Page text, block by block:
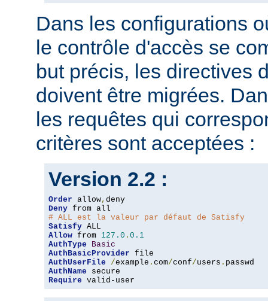
Dans les configurations
le contrôle d'accès se
but précis, les directives
doivent être migrées.
les requêtes qui
critères sont acceptées :
Version 2.2 :
Order allow,
Deny
# ALL est la valeur par défaut de Satisfy
Satisfy
Allow from 127.0 . 0.1
AuthType
Basic
AuthBasicProvider
AuthUserFile
/example . com/conf/users .
AuthName
Require valid-user